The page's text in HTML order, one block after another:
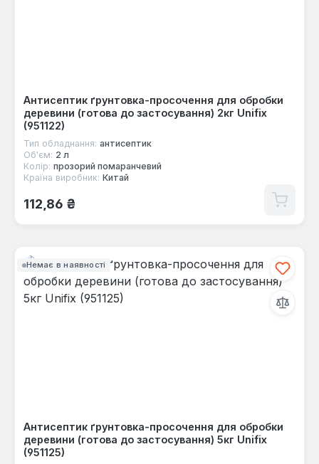
Антисептик ґрунтовка-просочення для обробки
деревини (готова до застосування) 2кг Unifix
(951122)
Тип обладнання: антисептик
Об'єм: 2 л
Колір: прозорий помаранчевий
Країна виробник: Китай
Звичайна ціна:
112,86 ₴
Немає в наявності
Антисептик ґрунтовка-просочення для обробки
деревини (готова до застосування) 5кг Unifix
(951125)